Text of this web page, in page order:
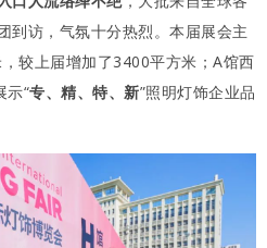
到访，气氛十分热烈。本届展会主
较上届增加了3400平方米；A馆西
示“专、精、特、新”照明灯饰企业品